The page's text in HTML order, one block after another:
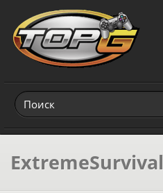
ExtremeSurvival